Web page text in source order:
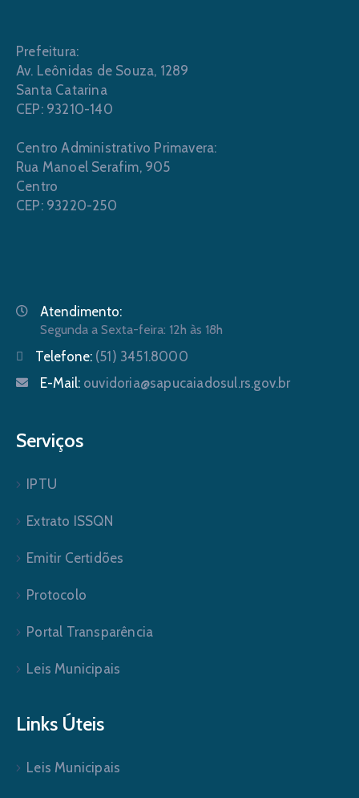
Prefeitura:
Av. Leônidas de Souza, 1289
Santa Catarina
CEP: 93210-140
Centro Administrativo Primavera:
Rua Manoel Serafim, 905
Centro
CEP: 93220-250
Atendimento:
Segunda a Sexta-feira: 12h às 18h
Telefone: (51) 3451.8000
E-Mail: ouvidoria@sapucaiadosul.rs.gov.br
Serviços
IPTU
Extrato ISSQN
Emitir Certidões
Protocolo
Portal Transparência
Leis Municipais
Links Úteis
Leis Municipais